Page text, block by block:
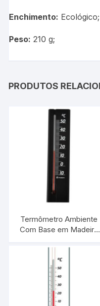
Enchimento: Ecológico;
Peso: 210 g;
PRODUTOS
Termômetro Ambiente
Com Base em Madeira
229.08.1.00